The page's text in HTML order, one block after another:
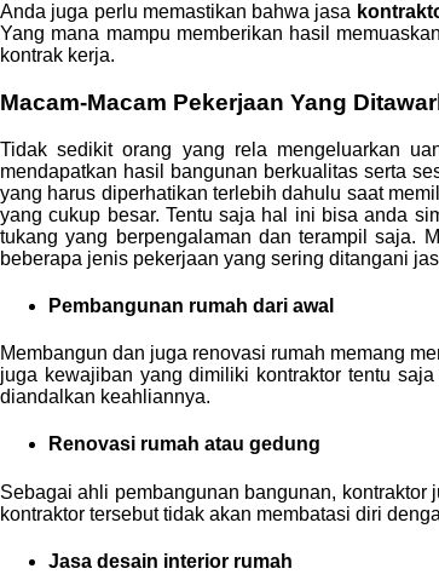
Anda juga perlu memastikan bahwa jasa
Yang mana mampu memberikan hasil
kontrak kerja.
Macam-Macam Pekerjaan Yang
Tidak sedikit orang yang rela mengeluarkan
mendapatkan hasil bangunan berkualitas serta
yang harus diperhatikan terlebih dahulu saat
yang cukup besar. Tentu saja hal ini bisa anda
tukang yang berpengalaman dan terampil saja.
beberapa jenis pekerjaan yang sering ditangani
Pembangunan rumah dari awal
Membangun dan juga renovasi rumah memang
juga kewajiban yang dimiliki kontraktor tentu
diandalkan keahliannya.
Renovasi rumah atau gedung
Sebagai ahli pembangunan bangunan,
kontraktor tersebut tidak akan membatasi diri
Jasa desain interior rumah